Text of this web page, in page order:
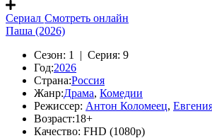
Сериал Смотреть онлайн
Паша (2026)
Сезон: 1 | Серия: 9
Год:2026
Страна:Россия
Жанр:Драма, Комедии
Режиссер: Антон Коломеец,
Возраст:18+
Качество: FHD (1080p)